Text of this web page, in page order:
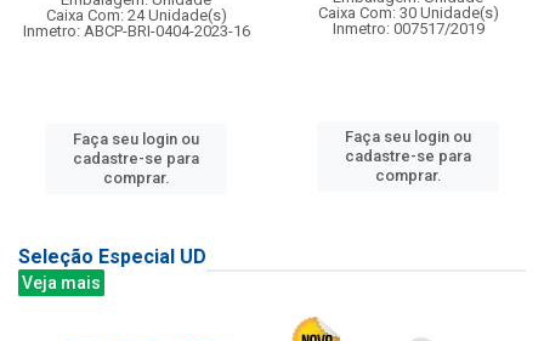
Caixa Com: 24 Unidade(s)
Inmetro: ABCP-BRI-0404-2023-16
Faça seu login ou
cadastre-se para
comprar.
Caixa Com: 30 Unidade(s)
Inmetro: 007517/2019
Faça seu login ou
cadastre-se para
comprar.
Seleção Especial UD
Veja mais